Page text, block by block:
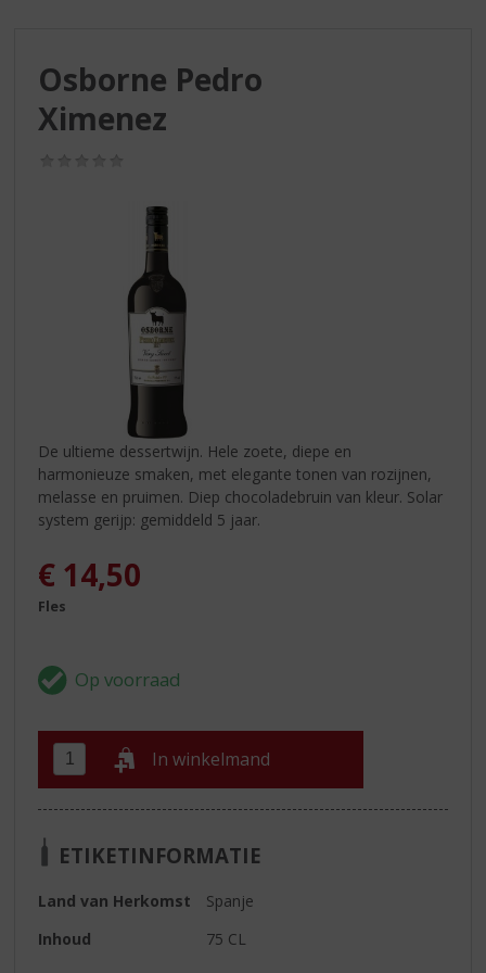
Osborne Pedro
Ximenez
De ultieme dessertwijn. Hele zoete, diepe en
harmonieuze smaken, met elegante tonen van rozijnen,
melasse en pruimen. Diep chocoladebruin van kleur. Solar
system gerijp: gemiddeld 5 jaar.
€ 14,50
Fles
In winkelmand
ETIKETINFORMATIE
Land van Herkomst
Spanje
Inhoud
75 CL